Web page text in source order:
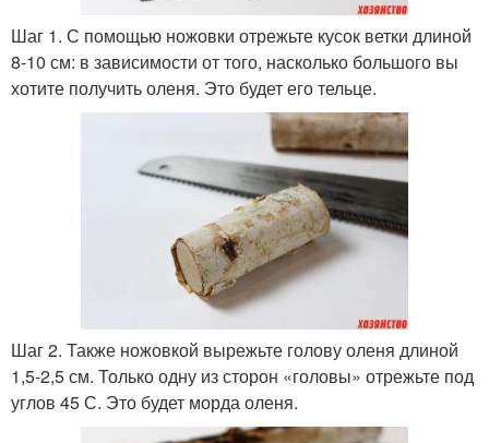
Шаг 1. С помощью ножовки отрежьте кусок ветки длиной
8-10 см: в зависимости от того, насколько большого вы
хотите получить оленя. Это будет его тельце.
Шаг 2. Также ножовкой вырежьте голову оленя длиной
1,5-2,5 см. Только одну из сторон «головы» отрежьте под
углов 45 С. Это будет морда оленя.